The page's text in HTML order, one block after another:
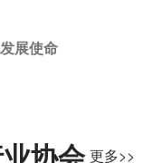
展使命
更多>>